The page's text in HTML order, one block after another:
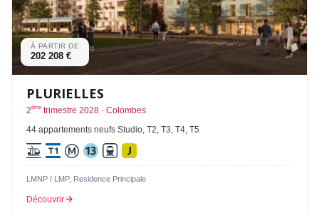
À PARTIR DE
202 208 €
PLURIELLES
2ème trimestre 2028 · Colombes
44 appartements neufs Studio, T2, T3, T4, T5
LMNP / LMP, Residence Principale
Découvrir